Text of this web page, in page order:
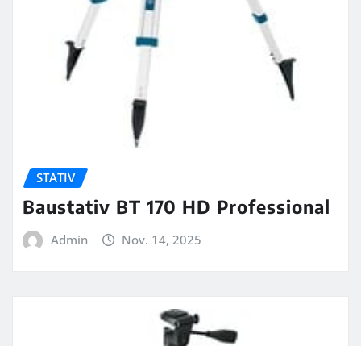
STATIV
Baustativ BT 170 HD Professional
Admin Nov. 14, 2025